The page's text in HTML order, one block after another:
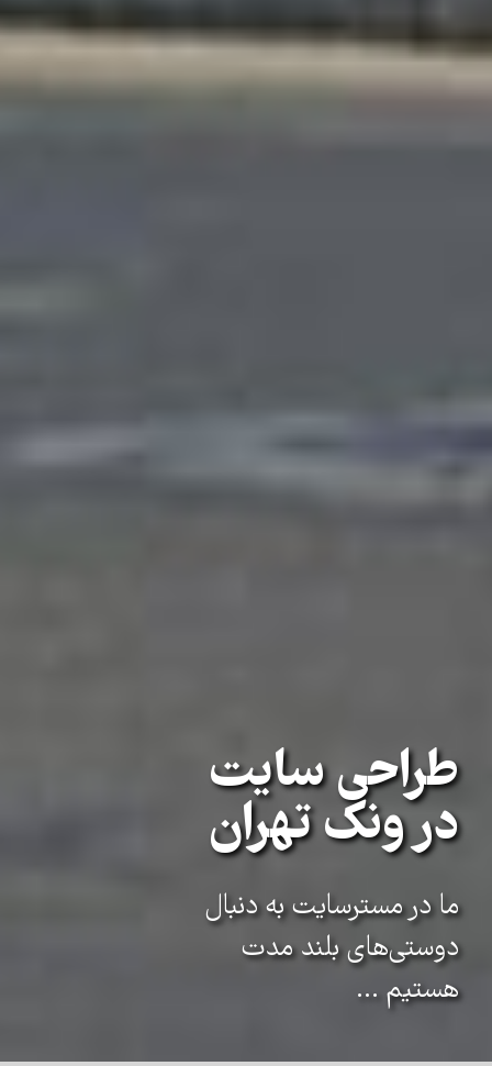
طراحی سایت
در ونک تهران
ما در مسترسایت به دنبال
دوستی‌های بلند مدت
هستیم ...